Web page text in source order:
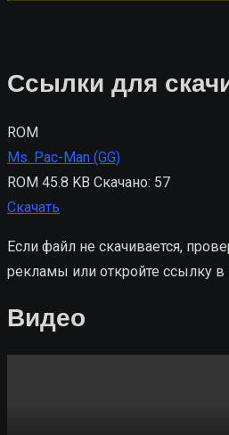
Ссылки для
ROM
Ms. Pac-Man (GG)
ROM 45.8 KB Скачано: 57
Скачать
Если файл не скачивается,
рекламы или откройте ссылку
Видео